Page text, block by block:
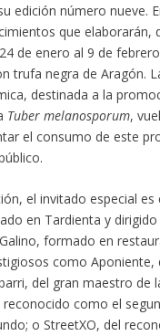
edición número nueve.
que elaborarán,
de enero al 9 de
trufa negra de Aragón.
destinada a la
Tuber melanosporum,
el consumo de este
el invitado especial es
en Tardienta y
formado en
como Aponiente,
del gran maestro de
como el
o StreetXO, del